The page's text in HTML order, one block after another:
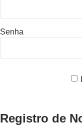
Senha
Registro de